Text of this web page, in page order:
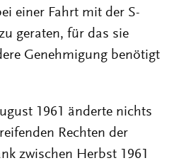
einer Fahrt mit der S-
geraten, für das sie
Genehmigung benötigt
1961 änderte nichts
Rechten der
zwischen Herbst 1961